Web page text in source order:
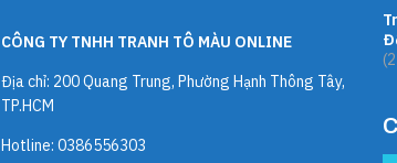
CÔNG TY TNHH TRANH TÔ MÀU ONLINE
Địa chỉ: 200 Quang Trung, Phường Hạnh Thông Tây,
TP.HCM
Hotline: 0386556303